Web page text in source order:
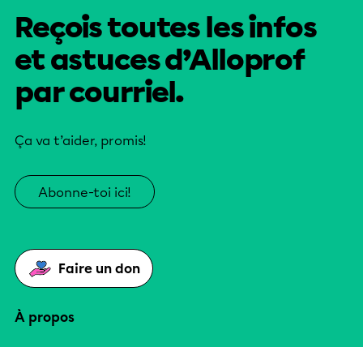
Reçois toutes les infos
et astuces d’Alloprof
par courriel.
Ça va t’aider, promis!
Abonne-toi ici!
Faire un don
À propos